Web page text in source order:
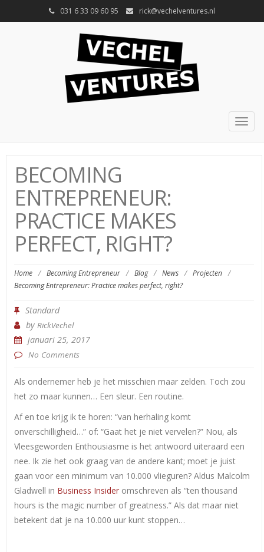
031 6 33 09 60 95 rick@vechelventures.nl
BECOMING
ENTREPRENEUR:
PRACTICE MAKES
PERFECT, RIGHT?
Home / Becoming Entrepreneur / Blog / News / Projecten /
Becoming Entrepreneur: Practice makes perfect, right?
Standard
by RickVechel
januari 25, 2017
No Comments
Als ondernemer heb je het misschien maar zelden. Toch zou
het zo maar kunnen… Een sleur. Een routine.
Af en toe krijg ik te horen: “van herhaling komt
onverschilligheid…” of: “Gaat het je niet vervelen?” Nou, als
Vleesgeworden Enthousiasme is het antwoord uiteraard een
nee. Ik zie het ook graag van de andere kant; moet je juist
gaan voor een minimum van 10.000 vlieguren? Aldus Malcolm
Gladwell in Business Insideromschreven als “ten thousand
hours is the magic number of greatness.” Als dat maar niet
betekent dat je na 10.000 uur kunt stoppen…